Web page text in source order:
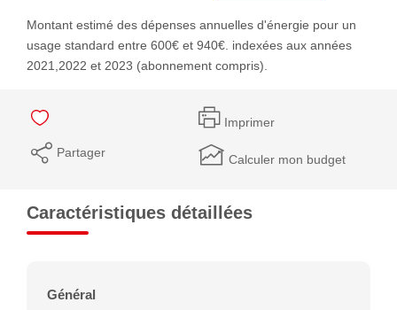
Montant estimé des dépenses annuelles d'énergie pour un
usage standard entre 600€ et 940€. indexées aux années
2021,2022 et 2023 (abonnement compris).
Imprimer
Partager Calculer mon budget
Caractéristiques détaillées
Général